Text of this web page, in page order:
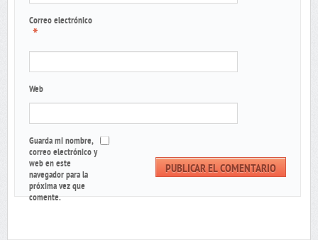
Correo electrónico
*
Web
Guarda mi nombre,
correo electrónico y
web en este
navegador para la
próxima vez que
comente.